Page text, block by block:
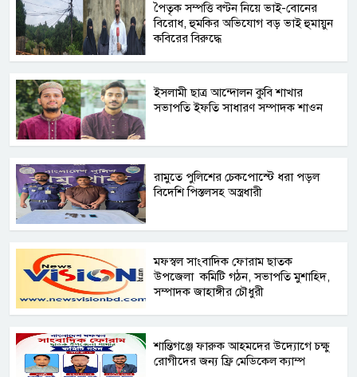
পৈতৃক সম্পত্তি বণ্টন নিয়ে ভাই-বোনের
বিরোধ, হুমকির অভিযোগ বড় ভাই হুমায়ুন
কবিরের বিরুদ্ধে
ইসলামী ছাত্র আন্দোলন কুবি শাখার
সভাপতি ইফতি সাধারণ সম্পাদক শাওন
রামুতে পুলিশের চেকপোস্টে ধরা পড়ল
বিদেশি পিস্তলসহ অস্ত্রধারী
মফস্বল সাংবাদিক ফোরাম ছাতক
উপজেলা কমিটি গঠন, সভাপতি মুশাহিদ,
সম্পাদক জাহাঙ্গীর চৌধুরী ‎
শান্তিগঞ্জে ফারুক আহমদের উদ্যোগে চক্ষু
রোগীদের জন্য ফ্রি মেডিকেল ক্যাম্প ‎